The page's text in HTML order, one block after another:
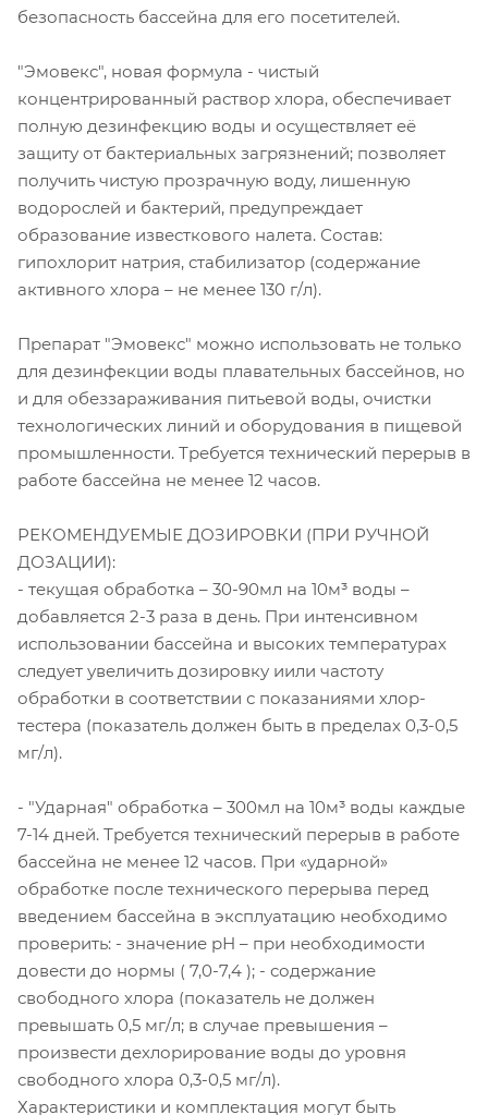
безопасность бассейна для его посетителей.
"Эмовекс", новая формула - чистый
концентрированный раствор хлора, обеспечивает
полную дезинфекцию воды и осуществляет её
защиту от бактериальных загрязнений; позволяет
получить чистую прозрачную воду, лишенную
водорослей и бактерий, предупреждает
образование известкового налета. Состав:
гипохлорит натрия, стабилизатор (содержание
активного хлора – не менее 130 г/л).
Препарат "Эмовекс" можно использовать не только
для дезинфекции воды плавательных бассейнов, но
и для обеззараживания питьевой воды, очистки
технологических линий и оборудования в пищевой
промышленности. Требуется технический перерыв в
работе бассейна не менее 12 часов.
РЕКОМЕНДУЕМЫЕ ДОЗИРОВКИ (ПРИ РУЧНОЙ
ДОЗАЦИИ):
- текущая обработка – 30-90мл на 10м³ воды –
добавляется 2-3 раза в день. При интенсивном
использовании бассейна и высоких температурах
следует увеличить дозировку иили частоту
обработки в соответствии с показаниями хлор-
тестера (показатель должен быть в пределах 0,3-0,5
мг/л).
- "Ударная" обработка – 300мл на 10м³ воды каждые
7-14 дней. Требуется технический перерыв в работе
бассейна не менее 12 часов. При «ударной»
обработке после технического перерыва перед
введением бассейна в эксплуатацию необходимо
проверить: - значение рН – при необходимости
довести до нормы ( 7,0-7,4 ); - содержание
свободного хлора (показатель не должен
превышать 0,5 мг/л; в случае превышения –
произвести дехлорирование воды до уровня
свободного хлора 0,3-0,5 мг/л).
Характеристики и комплектация могут быть